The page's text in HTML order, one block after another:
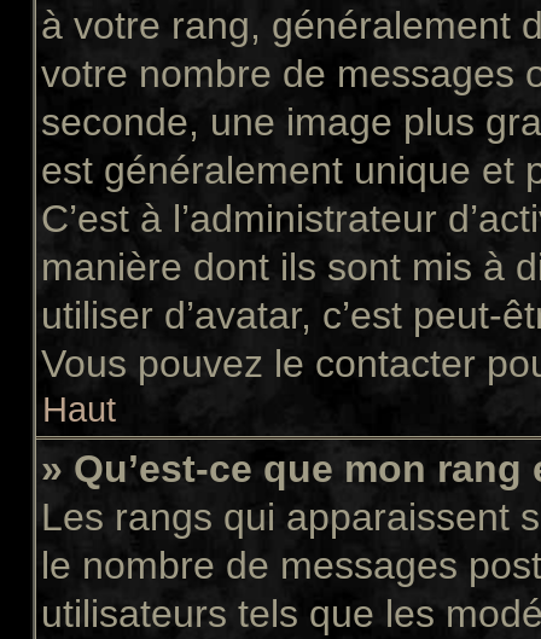
à votre rang, généralement
votre nombre de messages
seconde, une image plus
est généralement unique et
C’est à l’administrateur
manière dont ils sont mis à
utiliser d’avatar, c’est peut-
Vous pouvez le contacter
Haut
» Qu’est-ce que mon
Les rangs qui apparaissent
le nombre de messages
utilisateurs tels que les